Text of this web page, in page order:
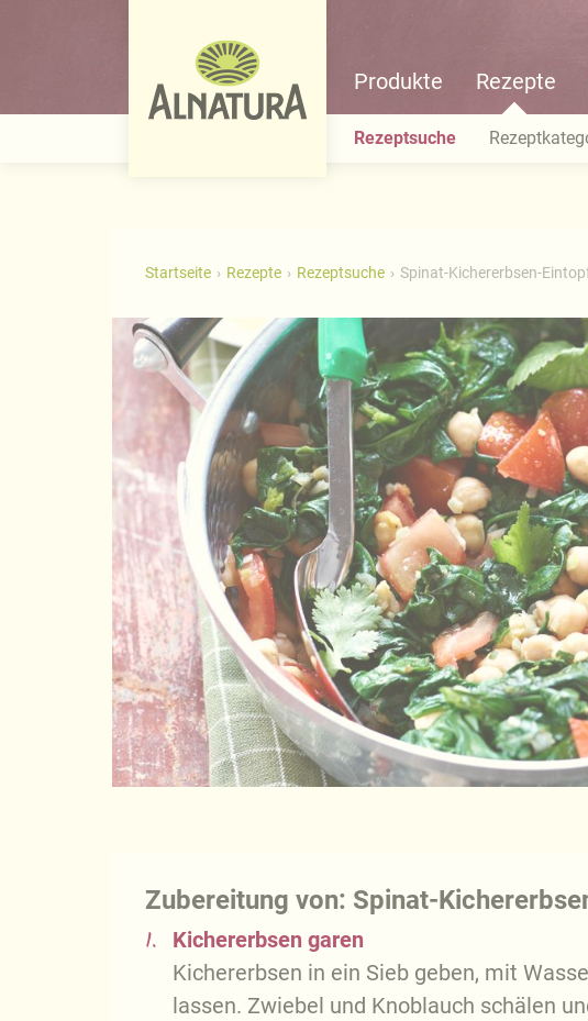
Produkte Rezepte
Rezeptsuche
Startseite Rezepte Rezeptsuche Spinat-Kichererbsen-
Zubereitung von: Spinat-
1.
Kichererbsen garen
Kichererbsen in ein Sieb geben, mit
lassen. Zwiebel und Knoblauch schälen